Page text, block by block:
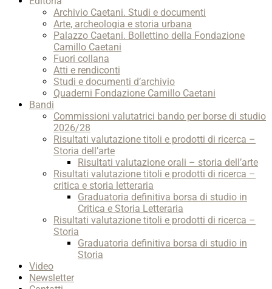
Archivio Caetani. Studi e documenti
Arte, archeologia e storia urbana
Palazzo Caetani. Bollettino della Fondazione
Camillo Caetani
Fuori collana
Atti e rendiconti
Studi e documenti d’archivio
Quaderni Fondazione Camillo Caetani
Bandi
Commissioni valutatrici bando per borse di studio
2026/28
Risultati valutazione titoli e prodotti di ricerca –
Storia dell’arte
Risultati valutazione orali – storia dell’arte
Risultati valutazione titoli e prodotti di ricerca –
critica e storia letteraria
Graduatoria definitiva borsa di studio in
Critica e Storia Letteraria
Risultati valutazione titoli e prodotti di ricerca –
Storia
Graduatoria definitiva borsa di studio in
Storia
Video
Newsletter